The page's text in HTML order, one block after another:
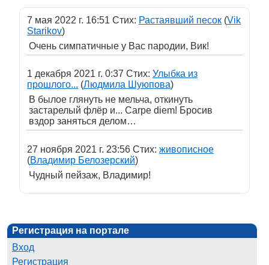
7 мая 2022 г. 16:51 Стих: Растаявший песок (Vik
Starikov)
Очень симпатичные у Вас пародии, Вик!
1 декабря 2021 г. 0:37 Стих: Улыбка из
прошлого... (Людмила Шуюпова)
В былое глянуть не мельча, откинуть
застарелый флёр и... Carpe diem! Бросив
вздор заняться делом…
27 ноября 2021 г. 23:56 Стих: живописное
(Владимир Белозерский)
Чудный пейзаж, Владимир!
Регистрация на портале
Вход
Регистрация